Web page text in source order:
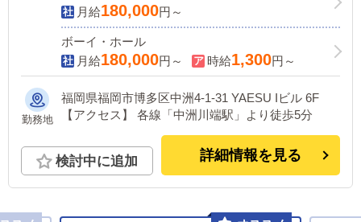
月給180,000円～
ボーイ・ホール
月給180,000円～ 時給1,300円～
勤務地
福岡県福岡市博多区中洲4-1-31 YAESU Iビル 6F
【アクセス】 各線「中洲川端駅」より徒歩5分
検討中に追加 詳細情報を見る